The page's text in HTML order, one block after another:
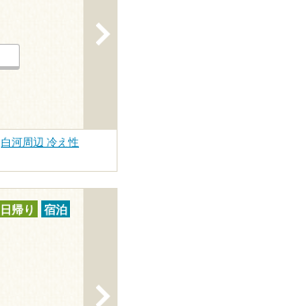
白河周辺 冷え性
日帰り 宿泊